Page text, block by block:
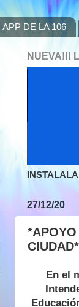
APP DE LA 106
NUEVA!!!
27/12/20
CIUDAD*
En el